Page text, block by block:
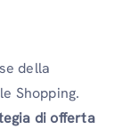
della
Shopping.
di offerta